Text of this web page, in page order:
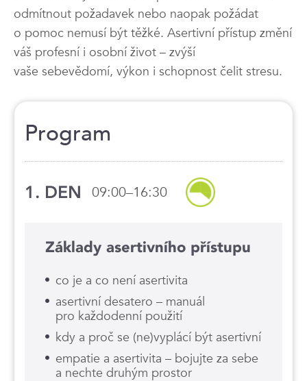
odmítnout požadavek nebo naopak požádat
o pomoc nemusí být těžké. Asertivní přístup změní
váš profesní i osobní život – zvýší
vaše sebevědomí, výkon i schopnost čelit stresu.
Program
1. DEN 09:00–16:30
Základy asertivního přístupu
co je a co není asertivita
asertivní desatero – manuál
pro každodenní použití
kdy a proč se (ne)vyplácí být asertivní
empatie a asertivita – bojujte za sebe
a nechte druhým prostor